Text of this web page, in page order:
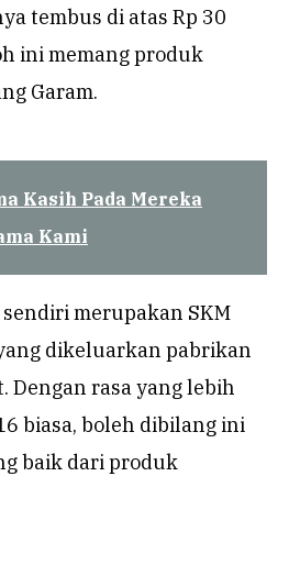
tembus di atas Rp 30
ini memang produk
Garam.
Kasih Pada Mereka
Kami
merupakan SKM
dikeluarkan pabrikan
Dengan rasa yang lebih
biasa, boleh dibilang ini
baik dari produk